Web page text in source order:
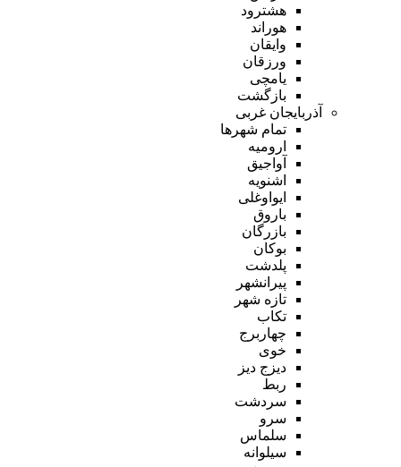
هشترود
هوراند
وایقان
ورزقان
یامچی
بازگشت
آذربایجان غربی
تمام شهر‌ها
ارومیه
آواجیق
اشنویه
ایواوغلی
باروق
بازرگان
بوکان
پلدشت
پیرانشهر
تازه شهر
تکاب
چهاربرج
خوی
دیزج دیز
ربط
سردشت
سرو
سلماس
سیلوانه